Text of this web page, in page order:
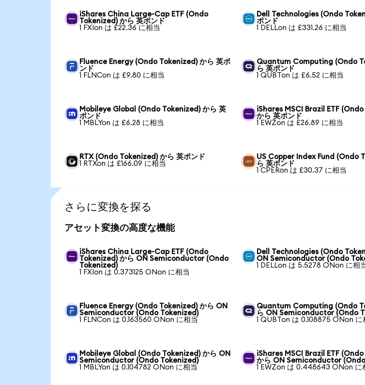
iShares China Large-Cap ETF (Ondo
Tokenized) から 英ポンド
1 FXIon は £22.36 に相当
Dell Technologies (Ondo
ポンド
1 DELLon は £331.26 に相当
Fluence Energy (Ondo Tokenized) から 英ポ
ンド
1 FLNCon は £9.80 に相当
Quantum Computing (Ondo
ら 英ポンド
1 QUBTon は £6.52 に相当
Mobileye Global (Ondo Tokenized) から 英
ポンド
1 MBLYon は £6.28 に相当
iShares MSCI Brazil ETF
から 英ポンド
1 EWZon は £26.89 に相当
RTX (Ondo Tokenized) から 英ポンド
1 RTXon は £166.09 に相当
US Copper Index Fund (Ondo
ら 英ポンド
1 CPERon は £30.37 に相当
さらに変換を探る
アセット変換の高度な機能
iShares China Large-Cap ETF (Ondo
Tokenized) から ON Semiconductor (Ondo
Tokenized)
1 FXIon は 0.373125 ONon に相当
Dell Technologies (Ondo
ON Semiconductor (Ondo
1 DELLon は 5.5278 ONon に相
Fluence Energy (Ondo Tokenized) から ON
Semiconductor (Ondo Tokenized)
1 FLNCon は 0.163560 ONon に相当
Quantum Computing (Ondo
ら ON Semiconductor (Ondo
1 QUBTon は 0.108875 ONon に
Mobileye Global (Ondo Tokenized) から ON
Semiconductor (Ondo Tokenized)
1 MBLYon は 0.104782 ONon に相当
iShares MSCI Brazil ETF
から ON Semiconductor
1 EWZon は 0.448643 ONon に